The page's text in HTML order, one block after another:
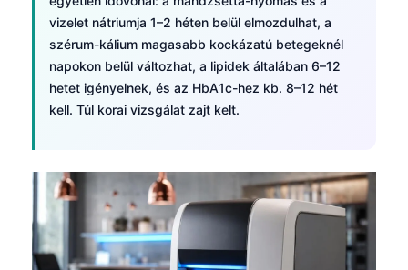
vizelet nátriumja 1–2 héten belül elmozdulhat, a
szérum-kálium magasabb kockázatú betegeknél
napokon belül változhat, a lipidek általában 6–12
hetet igényelnek, és az HbA1c-hez kb. 8–12 hét
kell. Túl korai vizsgálat zajt kelt.